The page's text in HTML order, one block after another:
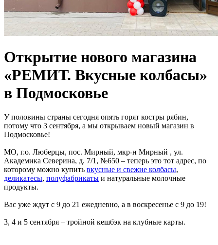
Открытие нового магазина
«РЕМИТ. Вкусные колбасы»
в Подмосковье
У половины страны сегодня опять горят костры рябин,
потому что 3 сентября, а мы открываем новый магазин в
Подмосковье!
МО, г.о. Люберцы, пос. Мирный, мкр-н Мирный , ул.
Академика Северина, д. 7/1, №650 – теперь это тот адрес, по
которому можно купить вкусные и свежие колбасы,
деликатесы, полуфабрикаты и натуральные молочные
продукты.
Вас уже ждут с 9 до 21 ежедневно, а в воскресенье с 9 до 19!
3, 4 и 5 сентября – тройной кешбэк на клубные карты.